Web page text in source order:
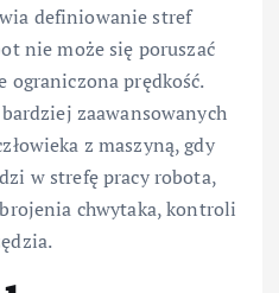
definiowanie stref
nie może się poruszać
prędkość.
zaawansowanych
z maszyną, gdy
w strefę pracy robota,
chwytaka, kontroli